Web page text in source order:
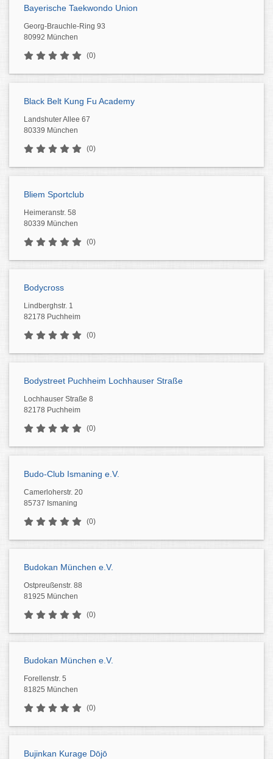
Bayerische Taekwondo Union
Georg-Brauchle-Ring 93
80992 München
(0)
Black Belt Kung Fu Academy
Landshuter Allee 67
80339 München
(0)
Bliem Sportclub
Heimeranstr. 58
80339 München
(0)
Bodycross
Lindberghstr. 1
82178 Puchheim
(0)
Bodystreet Puchheim Lochhauser Straße
Lochhauser Straße 8
82178 Puchheim
(0)
Budo-Club Ismaning e.V.
Camerloherstr. 20
85737 Ismaning
(0)
Budokan München e.V.
Ostpreußenstr. 88
81925 München
(0)
Budokan München e.V.
Forellenstr. 5
81825 München
(0)
Bujinkan Kurage Dōjō